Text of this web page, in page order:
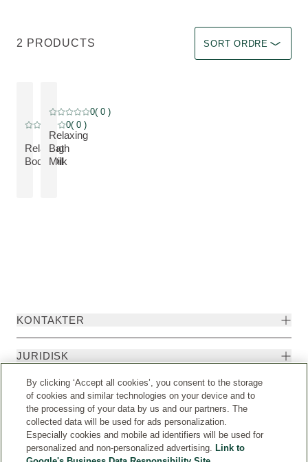
2 PRODUCTS SORT ORDRE
SE PRODUKT:
Relaxing
Body Oil
Current rating: 0 out of 5 stars rated by 0 customers
0( 0 )
SE PRODUKT:
Relaxing
Bath
Milk
Current rating: 0 out of 5 stars rated by 0 customers
0( 0 )
KONTAKTER
JURIDISK
By clicking ‘Accept all cookies’, you consent to the storage
of cookies and similar technologies on your device and to
the processing of your data by us and our partners. The
collected data will be used for ads personalization.
Especially cookies and mobile ad identifiers will be used for
personalized and non-personalized advertising. Link to